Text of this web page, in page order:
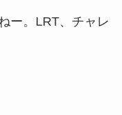
ー。LRT、チャレ